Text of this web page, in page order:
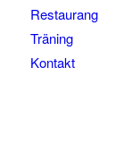
Restaurang
Träning
Kontakt